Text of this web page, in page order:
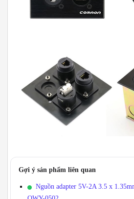
Gợi ý sản phẩm liên quan
Nguồn adapter 5V-2A 3.5 x